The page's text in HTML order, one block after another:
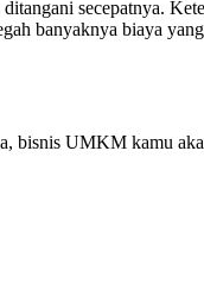
secepatnya.
banyaknya biaya
bisnis UMKM kamu